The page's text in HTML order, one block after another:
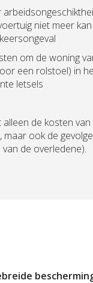
niet meer
om de woning
een rolstoel) in
letsels
de kosten
ook de
de overledene).